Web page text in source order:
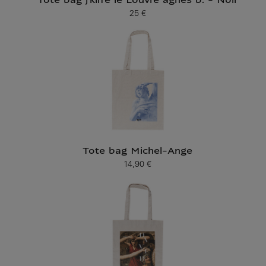
Prix ​​actuel
25 €
Tote bag Michel-Ange
Prix ​​actuel
14,90 €